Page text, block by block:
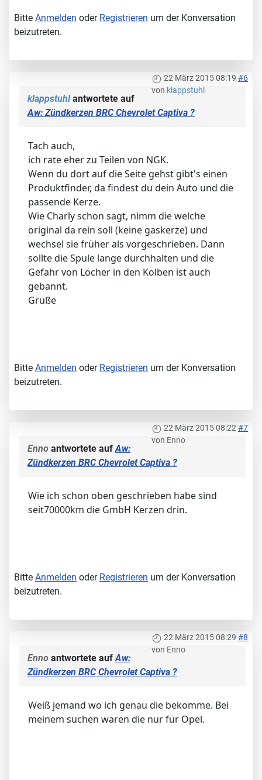
Bitte Anmelden oder Registrieren um der Konversation
beizutreten.
22 März 2015 08:19 #6
von klappstuhl
klappstuhlantwortete auf
Aw: Zündkerzen BRC Chevrolet Captiva ?
Tach auch,
ich rate eher zu Teilen von NGK.
Wenn du dort auf die Seite gehst gibt's einen
Produktfinder, da findest du dein Auto und die
passende Kerze.
Wie Charly schon sagt, nimm die welche
original da rein soll (keine gaskerze) und
wechsel sie früher als vorgeschrieben. Dann
sollte die Spule lange durchhalten und die
Gefahr von Löcher in den Kolben ist auch
gebannt.
Grüße
Bitte Anmelden oder Registrieren um der Konversation
beizutreten.
22 März 2015 08:22#7
von Enno
Enno antwortete aufAw:
Zündkerzen BRC Chevrolet Captiva ?
Wie ich schon oben geschrieben habe sind
seit70000km die GmbH Kerzen drin.
Bitte Anmelden oder Registrieren um der Konversation
beizutreten.
22 März 2015 08:29 #8
von Enno
Enno antwortete aufAw:
Zündkerzen BRC Chevrolet Captiva ?
Weiß jemand wo ich genau die bekomme. Bei
meinem suchen waren die nur für Opel.